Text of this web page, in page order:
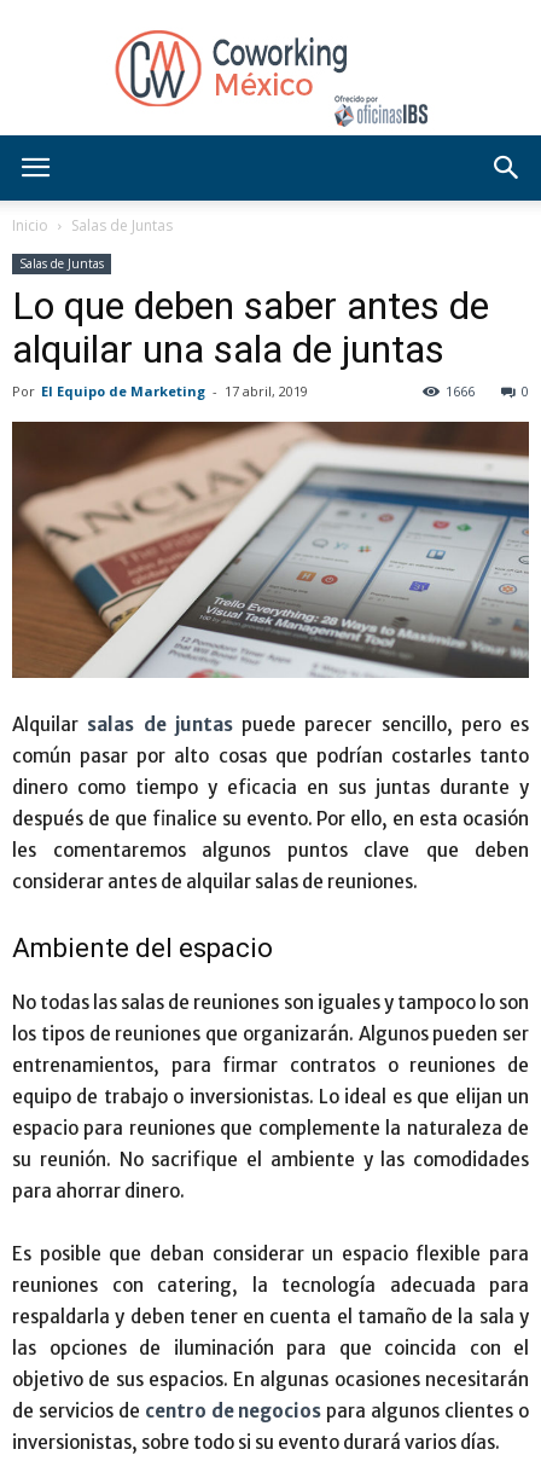
OficinasIBS
Inicio Salas de Juntas
Salas de Juntas
Lo que deben saber antes de
alquilar una sala de juntas
Por El Equipo de Marketing - 17 abril, 2019 0
1666
Alquilar salas de juntaspuede parecer sencillo, pero es
común pasar por alto cosas que podrían costarles tanto
dinero como tiempo y eficacia en sus juntas durante y
después de que finalice su evento. Por ello, en esta ocasión
les comentaremos algunos puntos clave que deben
considerar antes de alquilar salas de reuniones.
Ambiente del espacio
No todas las salas de reuniones son iguales y tampoco lo son
los tipos de reuniones que organizarán. Algunos pueden ser
entrenamientos, para firmar contratos o reuniones de
equipo de trabajo o inversionistas. Lo ideal es que elijan un
espacio para reuniones que complemente la naturaleza de
su reunión. No sacrifique el ambiente y las comodidades
para ahorrar dinero.
Es posible que deban considerar un espacio flexible para
reuniones con catering, la tecnología adecuada para
respaldarla y deben tener en cuenta el tamaño de la sala y
las opciones de iluminación para que coincida con el
objetivo de sus espacios. En algunas ocasiones necesitarán
de servicios de centro de negocios para algunos clientes o
inversionistas, sobre todo si su evento durará varios días.